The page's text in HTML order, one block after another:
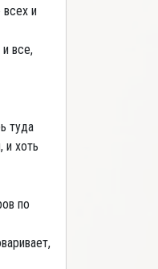
и
все,
туда
хоть
по